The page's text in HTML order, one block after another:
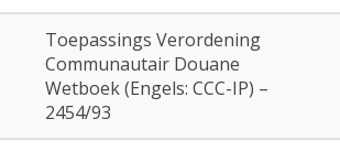
Toepassings Verordening
Communautair Douane
Wetboek (Engels: CCC-IP) –
2454/93